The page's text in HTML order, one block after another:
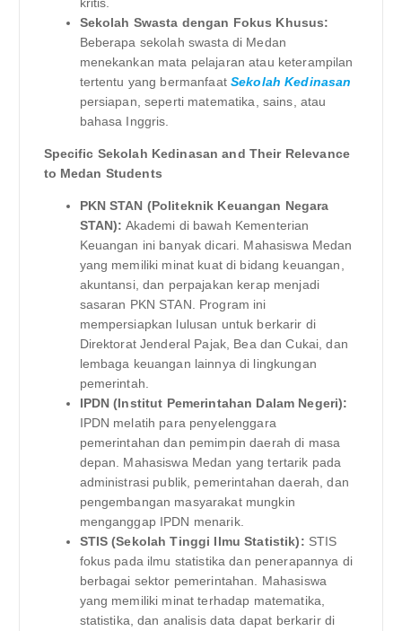
kritis.
Sekolah Swasta dengan Fokus Khusus:
Beberapa sekolah swasta di Medan
menekankan mata pelajaran atau keterampilan
tertentu yang bermanfaatSekolah Kedinasan
persiapan, seperti matematika, sains, atau
bahasa Inggris.
Specific Sekolah Kedinasan and Their Relevance
to Medan Students
PKN STAN (Politeknik Keuangan Negara
STAN): Akademi di bawah Kementerian
Keuangan ini banyak dicari. Mahasiswa Medan
yang memiliki minat kuat di bidang keuangan,
akuntansi, dan perpajakan kerap menjadi
sasaran PKN STAN. Program ini
mempersiapkan lulusan untuk berkarir di
Direktorat Jenderal Pajak, Bea dan Cukai, dan
lembaga keuangan lainnya di lingkungan
pemerintah.
IPDN (Institut Pemerintahan Dalam Negeri):
IPDN melatih para penyelenggara
pemerintahan dan pemimpin daerah di masa
depan. Mahasiswa Medan yang tertarik pada
administrasi publik, pemerintahan daerah, dan
pengembangan masyarakat mungkin
menganggap IPDN menarik.
STIS (Sekolah Tinggi Ilmu Statistik): STIS
fokus pada ilmu statistika dan penerapannya di
berbagai sektor pemerintahan. Mahasiswa
yang memiliki minat terhadap matematika,
statistika, dan analisis data dapat berkarir di